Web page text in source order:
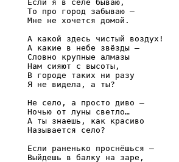
Если я в селе бываю,
То про город забываю –
Мне не хочется домой.
А какой здесь чистый воздух!
А какие в небе звёзды –
Словно крупные алмазы
Нам сияют с высоты,
В городе таких ни разу
Я не видела, а ты?
Не село, а просто диво –
Ночью от луны светло…
А ты знаешь, как красиво
Называется село?
Если раненько проснёшься –
Выйдешь в балку на заре,